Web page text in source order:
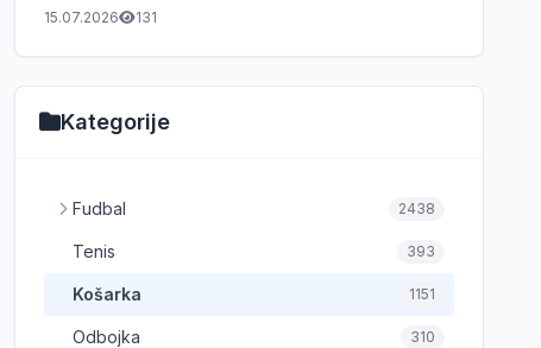
15.07.2026 131
Kategorije
Fudbal 2438
Tenis 393
Košarka 1151
Odbojka 310